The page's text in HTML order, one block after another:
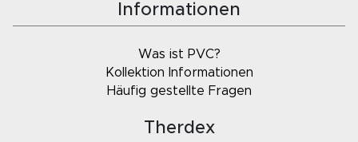
Informationen
Was ist PVC?
Kollektion Informationen
Häufig gestellte Fragen
Therdex